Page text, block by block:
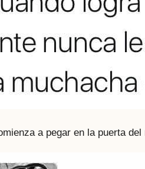
a pegar en la puerta